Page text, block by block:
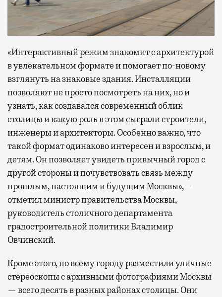
«Интерактивный режим знакомит с архитектурой
в увлекательном формате и помогает по-новому
взглянуть на знаковые здания. Инсталляции
позволяют не просто посмотреть на них, но и
узнать, как создавался современный облик
столицы и какую роль в этом сыграли строители,
инженеры и архитекторы. Особенно важно, что
такой формат одинаково интересен и взрослым, и
детям. Он позволяет увидеть привычный город с
другой стороны и почувствовать связь между
прошлым, настоящим и будущим Москвы», —
отметил министр правительства Москвы,
руководитель столичного департамента
градостроительной политики Владимир
Овчинский.
Кроме этого, по всему городу разместили уличные
стереоскопы с архивными фотографиями Москвы
— всего десять в разных районах столицы. Они